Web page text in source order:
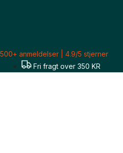
500+ anmeldelser | 4.9/5 stjerner
Fri fragt over 350 KR